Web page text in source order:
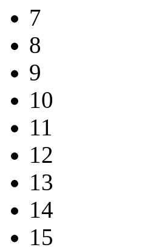
7
8
9
10
11
12
13
14
15